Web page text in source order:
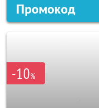
Промокод
-10%